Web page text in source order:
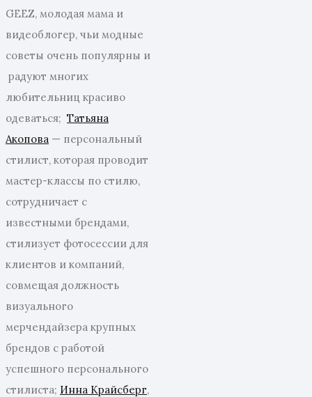
GEEZ, молодая мама и
видеоблогер, чьи модные
советы очень популярны и
радуют многих
любительниц красиво
одеваться; Татьяна
Акопова — персональный
стилист, которая проводит
мастер-классы по стилю,
сотрудничает с
известными брендами,
стилизует фотосессии для
клиентов и компаний,
совмещая должность
визуального
мерчендайзера крупных
брендов с работой
успешного персонального
стилиста; Инна Крайсберг,